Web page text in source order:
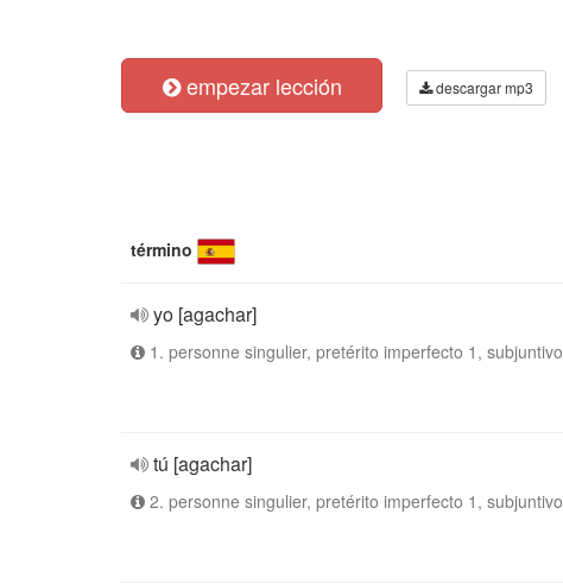
empezar lección descargar mp3
término
yo [agachar]
1. personne singulier, pretérito imperfecto 1, subjuntivo
tú [agachar]
2. personne singulier, pretérito imperfecto 1, subjuntivo